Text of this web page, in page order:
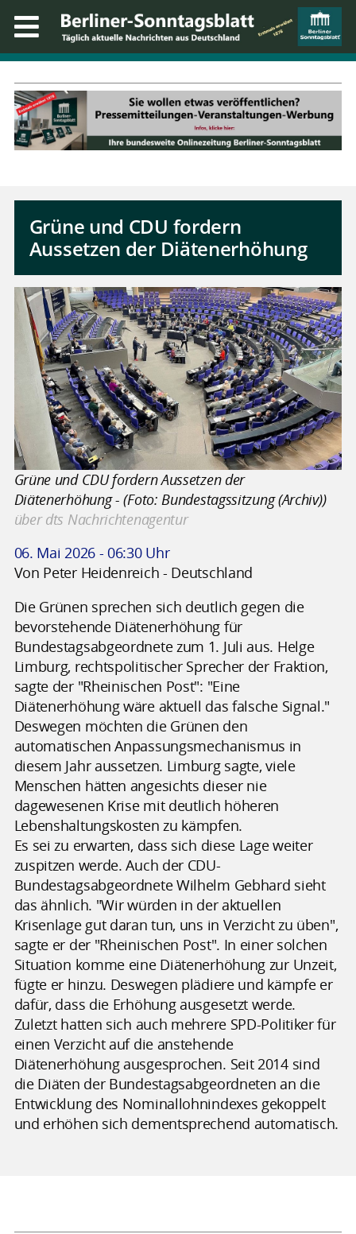
Grüne und CDU fordern
Aussetzen der Diätenerhöhung
Grüne und CDU fordern Aussetzen der
Diätenerhöhung - (Foto: Bundestagssitzung (Archiv))
über dts Nachrichtenagentur
06. Mai 2026 - 06:30 Uhr
Von Peter Heidenreich - Deutschland
Die Grünen sprechen sich deutlich gegen die
bevorstehende Diätenerhöhung für
Bundestagsabgeordnete zum 1. Juli aus. Helge
Limburg, rechtspolitischer Sprecher der Fraktion,
sagte der "Rheinischen Post": "Eine
Diätenerhöhung wäre aktuell das falsche Signal."
Deswegen möchten die Grünen den
automatischen Anpassungsmechanismus in
diesem Jahr aussetzen. Limburg sagte, viele
Menschen hätten angesichts dieser nie
dagewesenen Krise mit deutlich höheren
Lebenshaltungskosten zu kämpfen.
Es sei zu erwarten, dass sich diese Lage weiter
zuspitzen werde. Auch der CDU-
Bundestagsabgeordnete Wilhelm Gebhard sieht
das ähnlich. "Wir würden in der aktuellen
Krisenlage gut daran tun, uns in Verzicht zu üben",
sagte er der "Rheinischen Post". In einer solchen
Situation komme eine Diätenerhöhung zur Unzeit,
fügte er hinzu. Deswegen plädiere und kämpfe er
dafür, dass die Erhöhung ausgesetzt werde.
Zuletzt hatten sich auch mehrere SPD-Politiker für
einen Verzicht auf die anstehende
Diätenerhöhung ausgesprochen. Seit 2014 sind
die Diäten der Bundestagsabgeordneten an die
Entwicklung des Nominallohnindexes gekoppelt
und erhöhen sich dementsprechend automatisch.